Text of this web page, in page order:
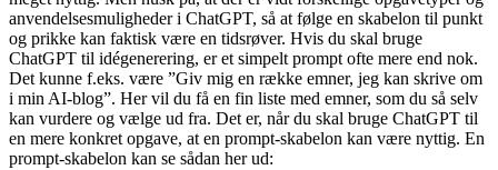
anvendelsesmuligheder i ChatGPT, så at følge en skabelon til punkt
og prikke kan faktisk være en tidsrøver. Hvis du skal bruge
ChatGPT til idégenerering, er et simpelt prompt ofte mere end nok.
Det kunne f.eks. være ”Giv mig en række emner, jeg kan skrive om
i min AI-blog”. Her vil du få en fin liste med emner, som du så selv
kan vurdere og vælge ud fra. Det er, når du skal bruge ChatGPT til
en mere konkret opgave, at en prompt-skabelon kan være nyttig. En
prompt-skabelon kan se sådan her ud: